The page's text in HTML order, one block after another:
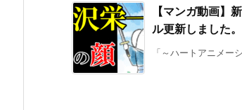
【マンガ動画】
ル更新しました。
「～ハートアニメ